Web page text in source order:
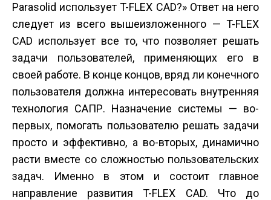
Parasolid использует T-FLEX CAD?» Ответ на него
следует из всего вышеизложенного — T-FLEX
CAD использует все то, что позволяет решать
задачи пользователей, применяющих его в
своей работе. В конце концов, вряд ли конечного
пользователя должна интересовать внутренняя
технология САПР. Назначение системы — во-
первых, помогать пользователю решать задачи
просто и эффективно, а во-вторых, динамично
расти вместе со сложностью пользовательских
задач. Именно в этом и состоит главное
направление развития T-FLEX CAD. Что до